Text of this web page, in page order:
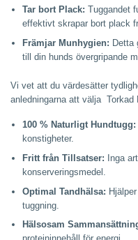
Tar bort Plack: Tuggandet
effektivt skrapar bort plack
Främjar Munhygien: Detta
till din hunds övergripande
Vi vet att du värdesätter
anledningarna att välja Torkad
100 % Naturligt Hundtugg:
konstigheter.
Fritt från Tillsatser: Inga
konserveringsmedel.
Optimal Tandhälsa:
tuggning.
Hälsosam